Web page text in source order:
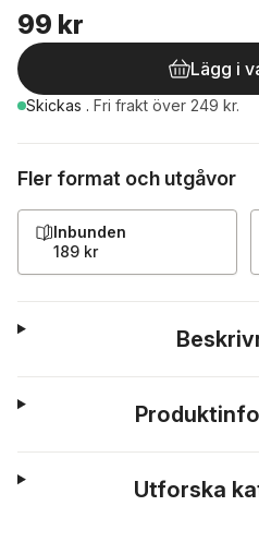
99 kr
Lägg i
Skickas . Fri frakt över 249 kr.
Fler format och utgåvor
Inbunden
189 kr
Utforska